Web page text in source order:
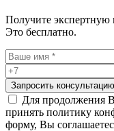
Получите экспертную
Это бесплатно.
Запросить консультацию
Для продолжения
принять политику
форму, Вы